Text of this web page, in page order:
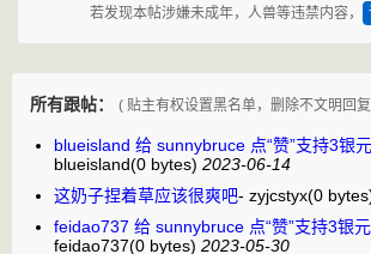
若发现本帖涉嫌未成年，人兽等违禁内容，
所有跟帖： ( 贴主有权设置黑名单，删除不文明回
blueisland 给 sunnybruce 点“赞”支持3银元
blueisland(0 bytes) 2023-06-14
这奶子捏着草应该很爽吧- zyjcstyx(0
feidao737 给 sunnybruce 点“赞”支持3银元
feidao737(0 bytes) 2023-05-30